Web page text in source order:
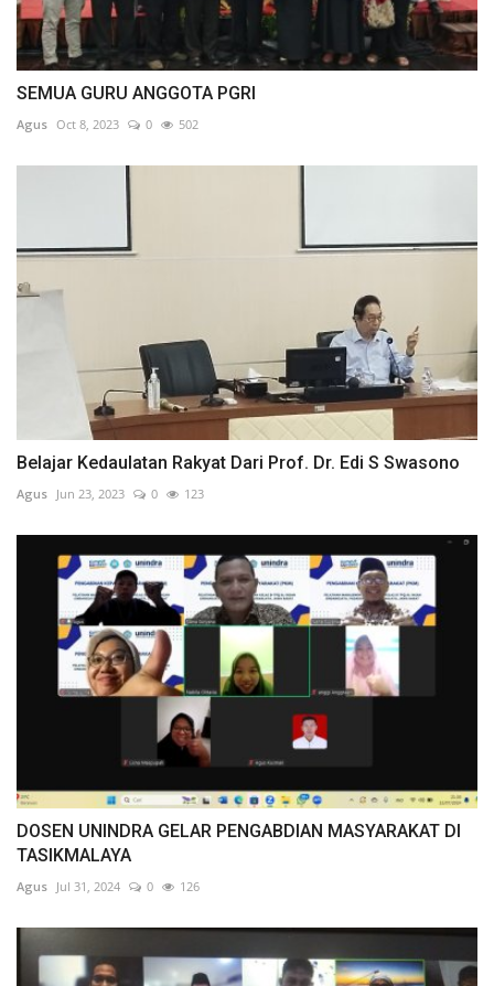
SEMUA GURU ANGGOTA PGRI
Agus Oct 8, 2023 0 502
Belajar Kedaulatan Rakyat Dari Prof. Dr. Edi S Swasono
Agus Jun 23, 2023 0 123
DOSEN UNINDRA GELAR PENGABDIAN MASYARAKAT DI
TASIKMALAYA
Agus Jul 31, 2024 0 126